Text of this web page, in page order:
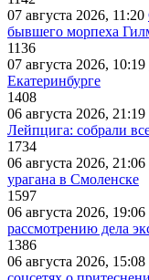
07 августа 2026, 11:20
бывшего морпеха
1136
07 августа 2026, 10:19
Екатеринбурге
1408
06 августа 2026, 21:19
Лейпцига: собрали
1734
06 августа 2026, 21:06
урагана в Смоленске
1597
06 августа 2026, 19:06
рассмотрению дела
1386
06 августа 2026, 15:08